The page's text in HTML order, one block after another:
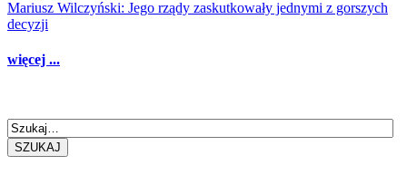
Mariusz Wilczyński: Jego rządy zaskutkowały jednymi z gorszych
decyzji
więcej ...
SZUKAJ